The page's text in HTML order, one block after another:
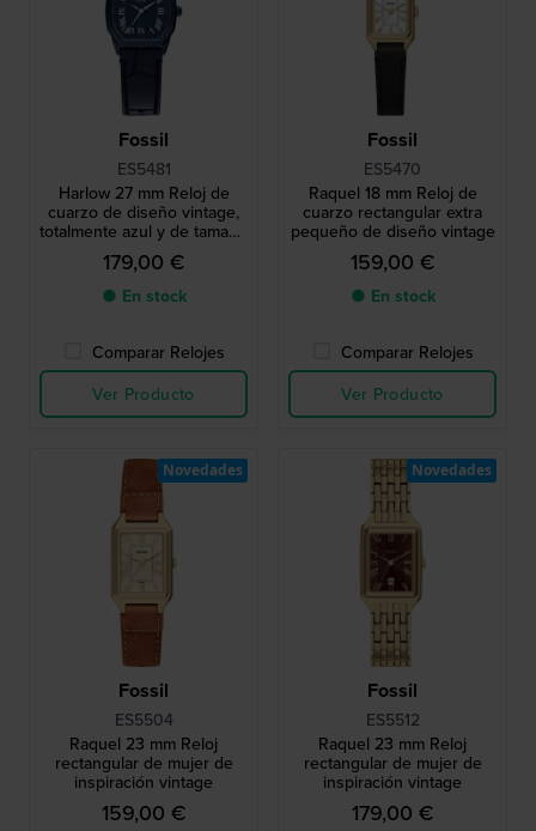
Fossil
ES5481
Harlow 27 mm Reloj de
cuarzo de diseño vintage,
totalmente azul y de tamaño
pequeño, con caja
octogonal
179,00 €
● En stock
Comparar Relojes
Ver Producto
Fossil
ES5470
Raquel 18 mm Reloj de
cuarzo rectangular extra
pequeño de diseño vintage
159,00 €
● En stock
Comparar Relojes
Ver Producto
Fossil
ES5504
Raquel 23 mm Reloj
rectangular de mujer de
inspiración vintage
159,00 €
Novedades
Fossil
ES5512
Raquel 23 mm Reloj
rectangular de mujer de
inspiración vintage
179,00 €
Novedades